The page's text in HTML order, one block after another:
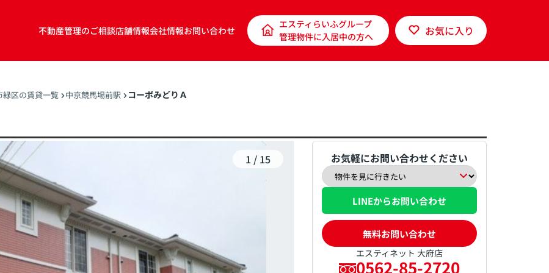
不動産管理のご相談店舗情報会社情報お問い合わせ
エスティらいふグループ
管理物件に入居中の方へ
お気に入り
緑区の賃貸一覧 中京競馬場前駅 コーポみどりＡ
1 / 15 お気軽にお問い合わせください
LINEからお問い合わせ
無料お問い合わせ
エスティネット 大府店
0562-85-2720